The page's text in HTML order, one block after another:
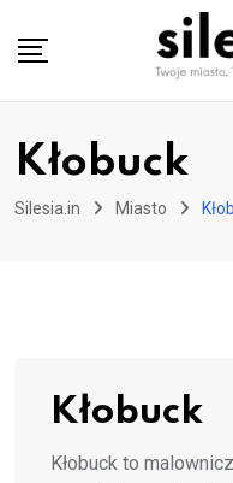
Kłobuck
Silesia.in Miasto
Kłobuck
Kłobuck to